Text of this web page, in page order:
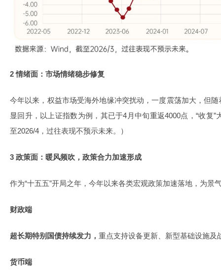
2 情绪面：市场情绪稳步修复
今年以来，权益市场受海外地缘冲突扰动，一度震荡加大，但
显回升，以上证指数为例，其已于4月中旬重返4000点，“收复
至2026/4，过往表现不预示未来。）
3 政策面：暖风频吹，政策合力加速形成
作为“十五五”开局之年，今年以来各类宏观政策加速落地，为景
财政端
超长期特别国债持续发力， 重点支持设备更新、新型基础设施及
货币端